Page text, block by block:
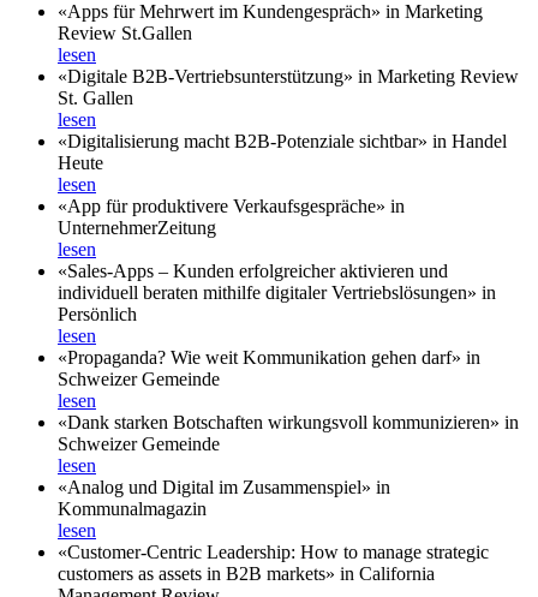
«Apps für Mehrwert im Kundengespräch» in Marketing
Review St.Gallen
lesen
«Digitale B2B-Vertriebsunterstützung» in Marketing Review
St. Gallen
lesen
«Digitalisierung macht B2B-Potenziale sichtbar» in Handel
Heute
lesen
«App für produktivere Verkaufsgespräche» in
UnternehmerZeitung
lesen
«Sales-Apps – Kunden erfolgreicher aktivieren und
individuell beraten mithilfe digitaler Vertriebslösungen» in
Persönlich
lesen
«Propaganda? Wie weit Kommunikation gehen darf» in
Schweizer Gemeinde
lesen
«Dank starken Botschaften wirkungsvoll kommunizieren» in
Schweizer Gemeinde
lesen
«Analog und Digital im Zusammenspiel» in
Kommunalmagazin
lesen
«Customer-Centric Leadership: How to manage strategic
customers as assets in B2B markets» in California